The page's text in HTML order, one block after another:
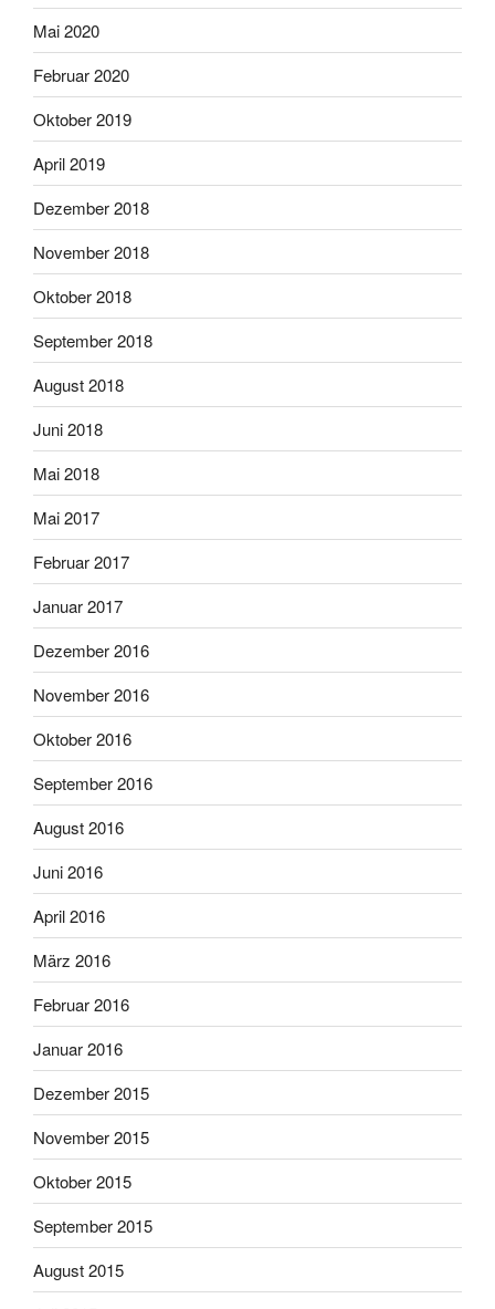
Mai 2020
Februar 2020
Oktober 2019
April 2019
Dezember 2018
November 2018
Oktober 2018
September 2018
August 2018
Juni 2018
Mai 2018
Mai 2017
Februar 2017
Januar 2017
Dezember 2016
November 2016
Oktober 2016
September 2016
August 2016
Juni 2016
April 2016
März 2016
Februar 2016
Januar 2016
Dezember 2015
November 2015
Oktober 2015
September 2015
August 2015